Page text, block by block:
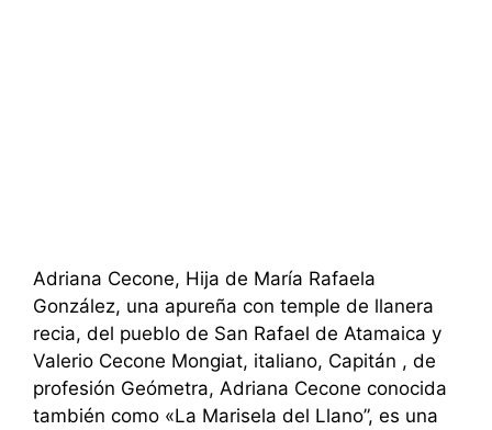
Adriana Cecone, Hija de María Rafaela
González, una apureña con temple de llanera
recia, del pueblo de San Rafael de Atamaica y
Valerio Cecone Mongiat, italiano, Capitán , de
profesión Geómetra, Adriana Cecone conocida
también como «La Marisela del Llano”, es una